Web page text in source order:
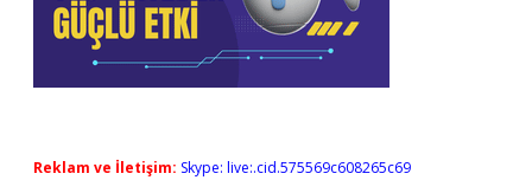
Reklam ve İletişim: Skype: live:.cid.575569c608265c69